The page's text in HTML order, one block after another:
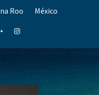
Roo México
Instagram